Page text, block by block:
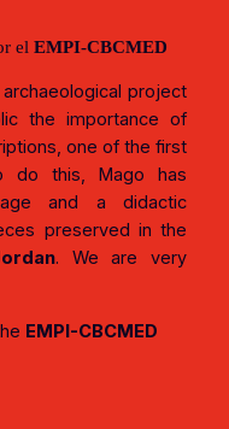
el EMPI-CBCMED
project
the importance of
one of the first
do this, Mago has
and a didactic
preserved in the
. We are very
EMPI-CBCMED